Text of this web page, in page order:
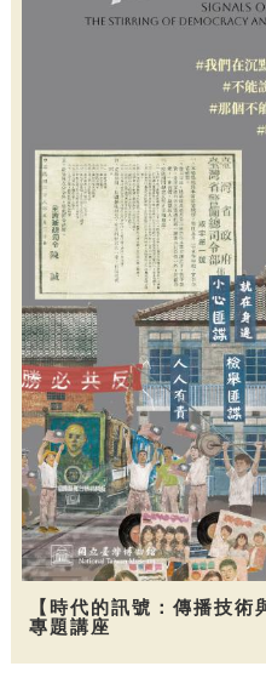
【時代的訊號：傳播技術
專題講座